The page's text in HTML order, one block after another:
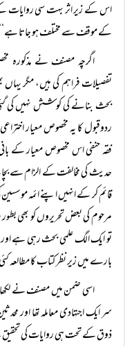
اس کے زیر اثر بہت سی روایات
کے موقف سے مختلف ہو جاتا
اگرچہ مصنف نے مذکورہ
تفصیلات فراہم کی ہیں، مگر
بحث بنانے کی کوشش نہیں کی
ردوقبول کا یہ مخصوص معیار
فقہ حنفی اس مخصوص معیار کے
حدیث کی مخالفت کے الزام سے
قائم کر کے انہیں اپنے ائمہ
مرحوم کی بعض تحریروں کو بھی
تو ایک الگ علمی بحث رہی ہے اور
بارے میں زیر نظر کتاب کا مطالعہ
اسی ضمن میں مصنف نے لکھا ہے
سر ایک اجتہادی معاملہ تھا اور
ذوق کے تحت ہی روایات کی